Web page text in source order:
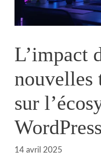
L’impact
nouvelles
sur
WordPress
14 avril 2025